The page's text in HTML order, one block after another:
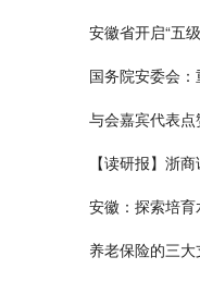
安徽省开启“五
国务院安委会
与会嘉宾代表点
【读研报】浙
安徽：探索培
养老保险的三